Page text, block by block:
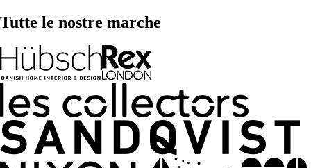
Tutte le nostre marche